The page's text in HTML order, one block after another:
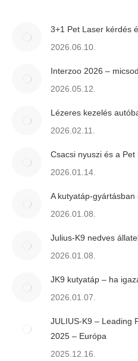
3+1 Pet Laser kérdés
2026.06.10.
Interzoo 2026 –
2026.05.12.
Lézeres kezelés
2026.02.11.
Csacsi nyuszi és a Pet
2026.01.14.
A kutyatáp-
2026.01.08.
Julius-K9 nedves
2026.01.08.
JK9 kutyatáp – ha
2026.01.07.
JULIUS-K9 – Leading
2025 – Európa
2025.12.16.